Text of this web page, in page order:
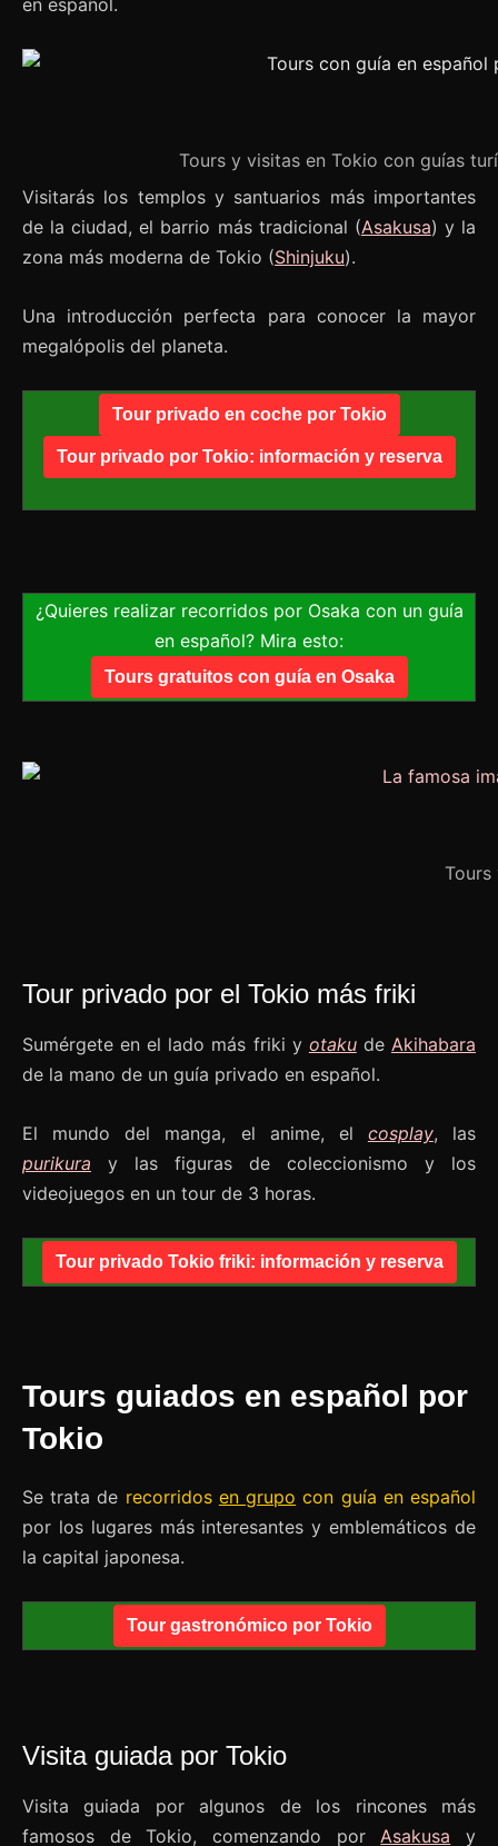
en español.
Tours y visitas en Tokio con guías
Visitarás los templos y santuarios más importantes
de la ciudad, el barrio más tradicional (Asakusa) y la
zona más moderna de Tokio (Shinjuku).
Una introducción perfecta para conocer la mayor
megalópolis del planeta.
Tour privado en coche por Tokio
Tour privado por Tokio: información y reserva
¿Quieres realizar recorridos por Osaka con un guía
en español? Mira esto:
Tours gratuitos con guía en Osaka
Tours
Tour privado por el Tokio más friki
Sumérgete en el lado más friki y otakudeAkihabara
de la mano de un guía privado en español.
El mundo del manga, el anime, el cosplay, las
purikura y las figuras de coleccionismo y los
videojuegos en un tour de 3 horas.
Tour privado Tokio friki: información y reserva
Tours guiados en español por
Tokio
Se trata de recorridos en grupo con guía en español
por los lugares más interesantes y emblemáticos de
la capital japonesa.
Tour gastronómico por Tokio
Visita guiada por Tokio
Visita guiada por algunos de los rincones más
famosos de Tokio, comenzando porAsakusa y